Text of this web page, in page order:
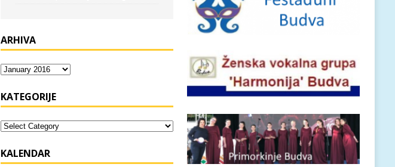
ARHIVA
KATEGORIJE
KALENDAR